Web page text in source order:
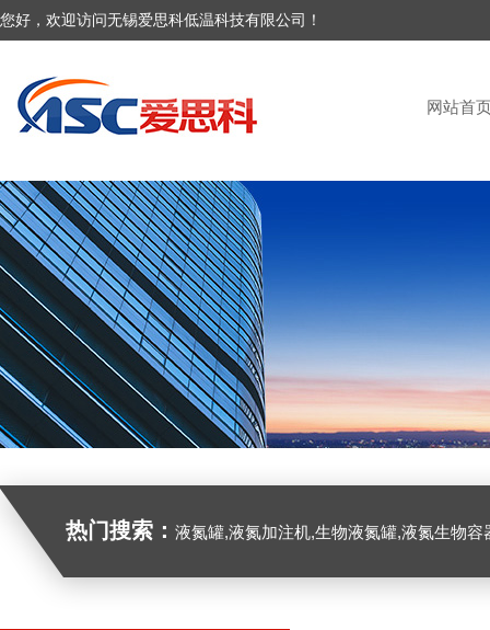
您好，欢迎访问无锡爱思科低温科技有限公司！
网站首
热门搜索： 液氮罐,液氮加注机,生物液氮罐,液氮生物容器,